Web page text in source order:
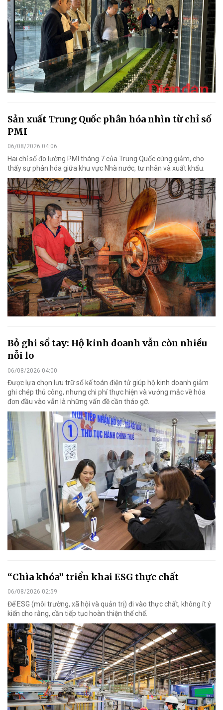
Sản xuất Trung Quốc phân hóa nhìn từ chỉ số
PMI
06/08/2026 04:06
Hai chỉ số đo lường PMI tháng 7 của Trung Quốc cùng giảm, cho
thấy sự phân hóa giữa khu vực Nhà nước, tư nhân và xuất khẩu.
Bỏ ghi sổ tay: Hộ kinh doanh vẫn còn nhiều
nỗi lo
06/08/2026 04:00
Được lựa chọn lưu trữ sổ kế toán điện tử giúp hộ kinh doanh giảm
ghi chép thủ công, nhưng chi phí thực hiện và vướng mắc về hóa
đơn đầu vào vẫn là những vấn đề cần tháo gỡ.
“Chìa khóa” triển khai ESG thực chất
06/08/2026 02:59
Để ESG (môi trường, xã hội và quản trị) đi vào thực chất, không ít ý
kiến cho rằng, cần tiếp tục hoàn thiện thể chế.